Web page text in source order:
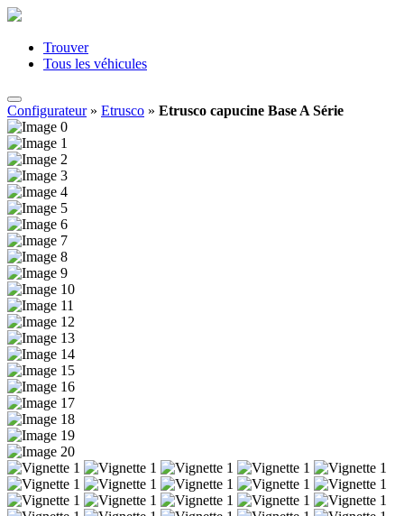
Trouver
Tous les véhicules
Configurateur» Etrusco » Etrusco capucine Base A Série